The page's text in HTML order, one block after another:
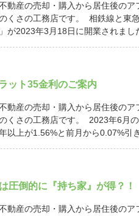
動産の売却・購入から居住後のア
くさの工務店です。 相鉄線と東
が2023年3月18日に開業されまし
ット35金利のご案内
動産の売却・購入から居住後のア
くさの工務店です。 2023年6月
以上が1.56%と前月から0.07%引
圧倒的に『持ち家』が得？！
動産の売却・購入から居住後のア